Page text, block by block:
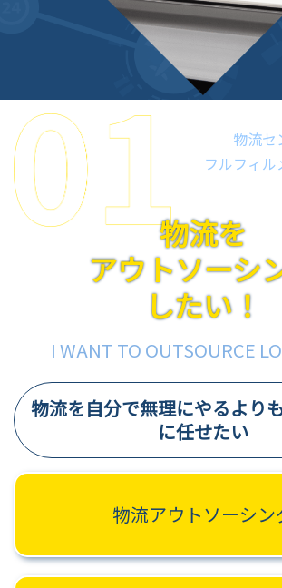
物流セ
フルフィ
物流を
アウトソーシ
したい！
I WANT TO OUTSOURCE
物流を自分で無理にやるより
に任せたい
物流アウトソーシン